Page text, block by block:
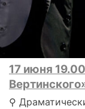
17 июня 19.00
⚲